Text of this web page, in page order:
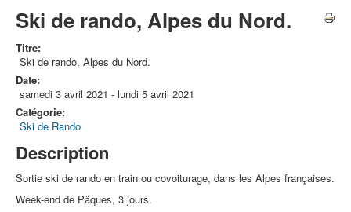
Ski de rando, Alpes du Nord.
Titre:
Ski de rando, Alpes du Nord.
Date:
samedi 3 avril 2021 - lundi 5 avril 2021
Catégorie:
Ski de Rando
Description
Sortie ski de rando en train ou covoiturage, dans les Alpes françaises.
Week-end de Pâques, 3 jours.